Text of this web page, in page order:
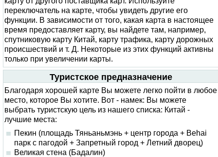
переключатель на карте, чтобы увидеть другие его
функции. В зависимости от того, какая карта в настоящее
время предоставляет карту, вы найдете там, например,
спутниковую карту Китай, карту трафика, карту дорожных
происшествий и т. Д. Некоторые из этих функций активны
только при увеличении карты.
Туристское предназначение
Благодаря хорошей карте Вы можете легко пойти в любое
место, которое Вы хотите. Вот - намек: Вы можете
выбрать туристскую цель из нашего списка: Китай -
лучшие места:
Пекин (площадь Тяньаньмэнь + центр города + Behai
парк с пагодой + Запретный город + Летний дворец)
Великая стена (Бадалин)